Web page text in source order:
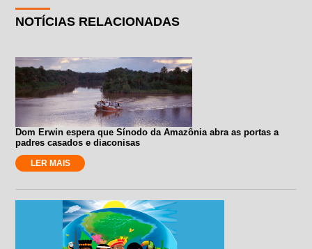
NOTÍCIAS RELACIONADAS
Dom Erwin espera que Sínodo da Amazônia abra as portas a
padres casados e diaconisas
LER MAIS